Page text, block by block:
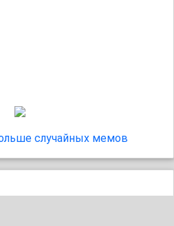
случайных мемов